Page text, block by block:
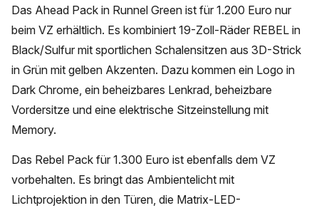
Das Ahead Pack in Runnel Green ist für 1.200 Euro nur
beim VZ erhältlich. Es kombiniert 19-Zoll-Räder REBEL in
Black/Sulfur mit sportlichen Schalensitzen aus 3D-Strick
in Grün mit gelben Akzenten. Dazu kommen ein Logo in
Dark Chrome, ein beheizbares Lenkrad, beheizbare
Vordersitze und eine elektrische Sitzeinstellung mit
Memory.
Das Rebel Pack für 1.300 Euro ist ebenfalls dem VZ
vorbehalten. Es bringt das Ambientelicht mit
Lichtprojektion in den Türen, die Matrix-LED-